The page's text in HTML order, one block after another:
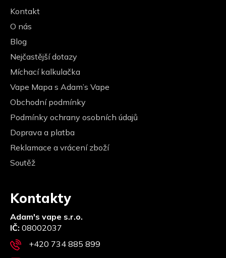
Kontakt
O nás
Blog
Nejčastější dotazy
Míchací kalkulačka
Vape Mapa s Adam’s Vape
Obchodní podmínky
Podmínky ochrany osobních údajů
Doprava a platba
Reklamace a vrácení zboží
Soutěž
Kontakty
Adam's vape s.r.o.
IČ: 08002037
+420 734 885 899